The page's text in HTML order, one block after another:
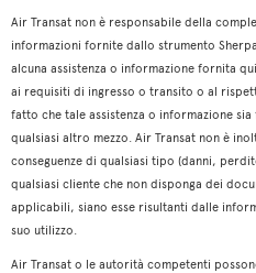
Air Transat non è responsabile della
informazioni fornite dallo strumento
alcuna assistenza o informazione fornita
ai requisiti di ingresso o transito o al
fatto che tale assistenza o informazione
qualsiasi altro mezzo. Air Transat non è
conseguenze di qualsiasi tipo (danni,
qualsiasi cliente che non disponga dei
applicabili, siano esse risultanti dalle
suo utilizzo.
Air Transat o le autorità competenti